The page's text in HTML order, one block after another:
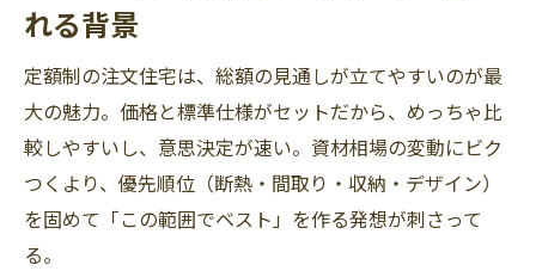
れる背景
定額制の注文住宅は、総額の見通しが立てやすいのが最
大の魅力。価格と標準仕様がセットだから、めっちゃ比
較しやすいし、意思決定が速い。資材相場の変動にビク
つくより、優先順位（断熱・間取り・収納・デザイン）
を固めて「この範囲でベスト」を作る発想が刺さって
る。